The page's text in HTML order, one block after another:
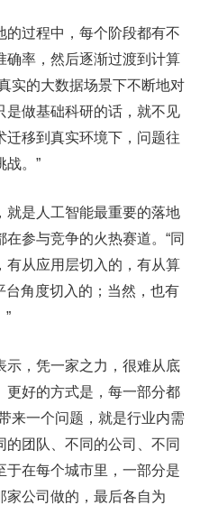
的过程中，每个阶段都有不
确率，然后逐渐过渡到计算
实的大数据场景下不断地对
是做基础科研的话，就不见
迁移到真实环境下，问题往
战。”
就是人工智能最重要的落地
参与竞争的火热赛道。“同
有从应用层切入的，有从算
角度切入的；当然，也有
”
示，凭一家之力，很难从底
更好的方式是，每一部分都
来一个问题，就是行业内需
团队、不同的公司、不同
于在每个城市里，一部分是
家公司做的，最后各自为